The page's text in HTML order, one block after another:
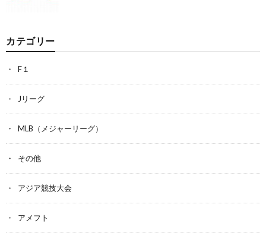
カテゴリー
F１
Jリーグ
MLB（メジャーリーグ）
その他
アジア競技大会
アメフト